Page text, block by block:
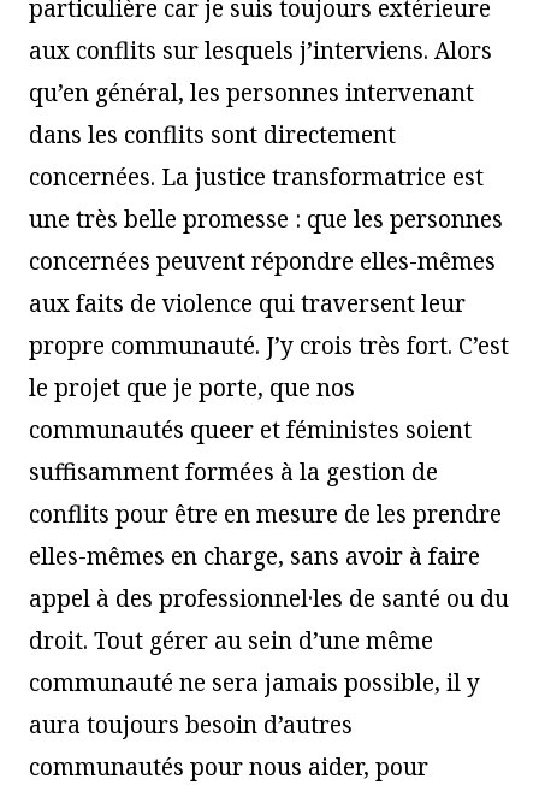
particulière car je suis toujours extérieure
aux conflits sur lesquels j’interviens. Alors
qu’en général, les personnes intervenant
dans les conflits sont directement
concernées. La justice transformatrice est
une très belle promesse : que les personnes
concernées peuvent répondre elles-mêmes
aux faits de violence qui traversent leur
propre communauté. J’y crois très fort. C’est
le projet que je porte, que nos
communautés queer et féministes soient
suffisamment formées à la gestion de
conflits pour être en mesure de les prendre
elles-mêmes en charge, sans avoir à faire
appel à des professionnel·les de santé ou du
droit. Tout gérer au sein d’une même
communauté ne sera jamais possible, il y
aura toujours besoin d’autres
communautés pour nous aider, pour